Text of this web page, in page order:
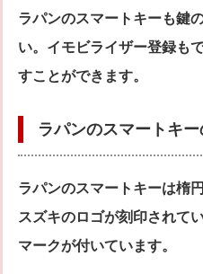
ラパンのスマートキーも鍵
い。イモビライザー登録も
すことができます。
ラパンのスマートキ
ラパンのスマートキーは楕
スズキのロゴが刻印されて
マークが付いています。